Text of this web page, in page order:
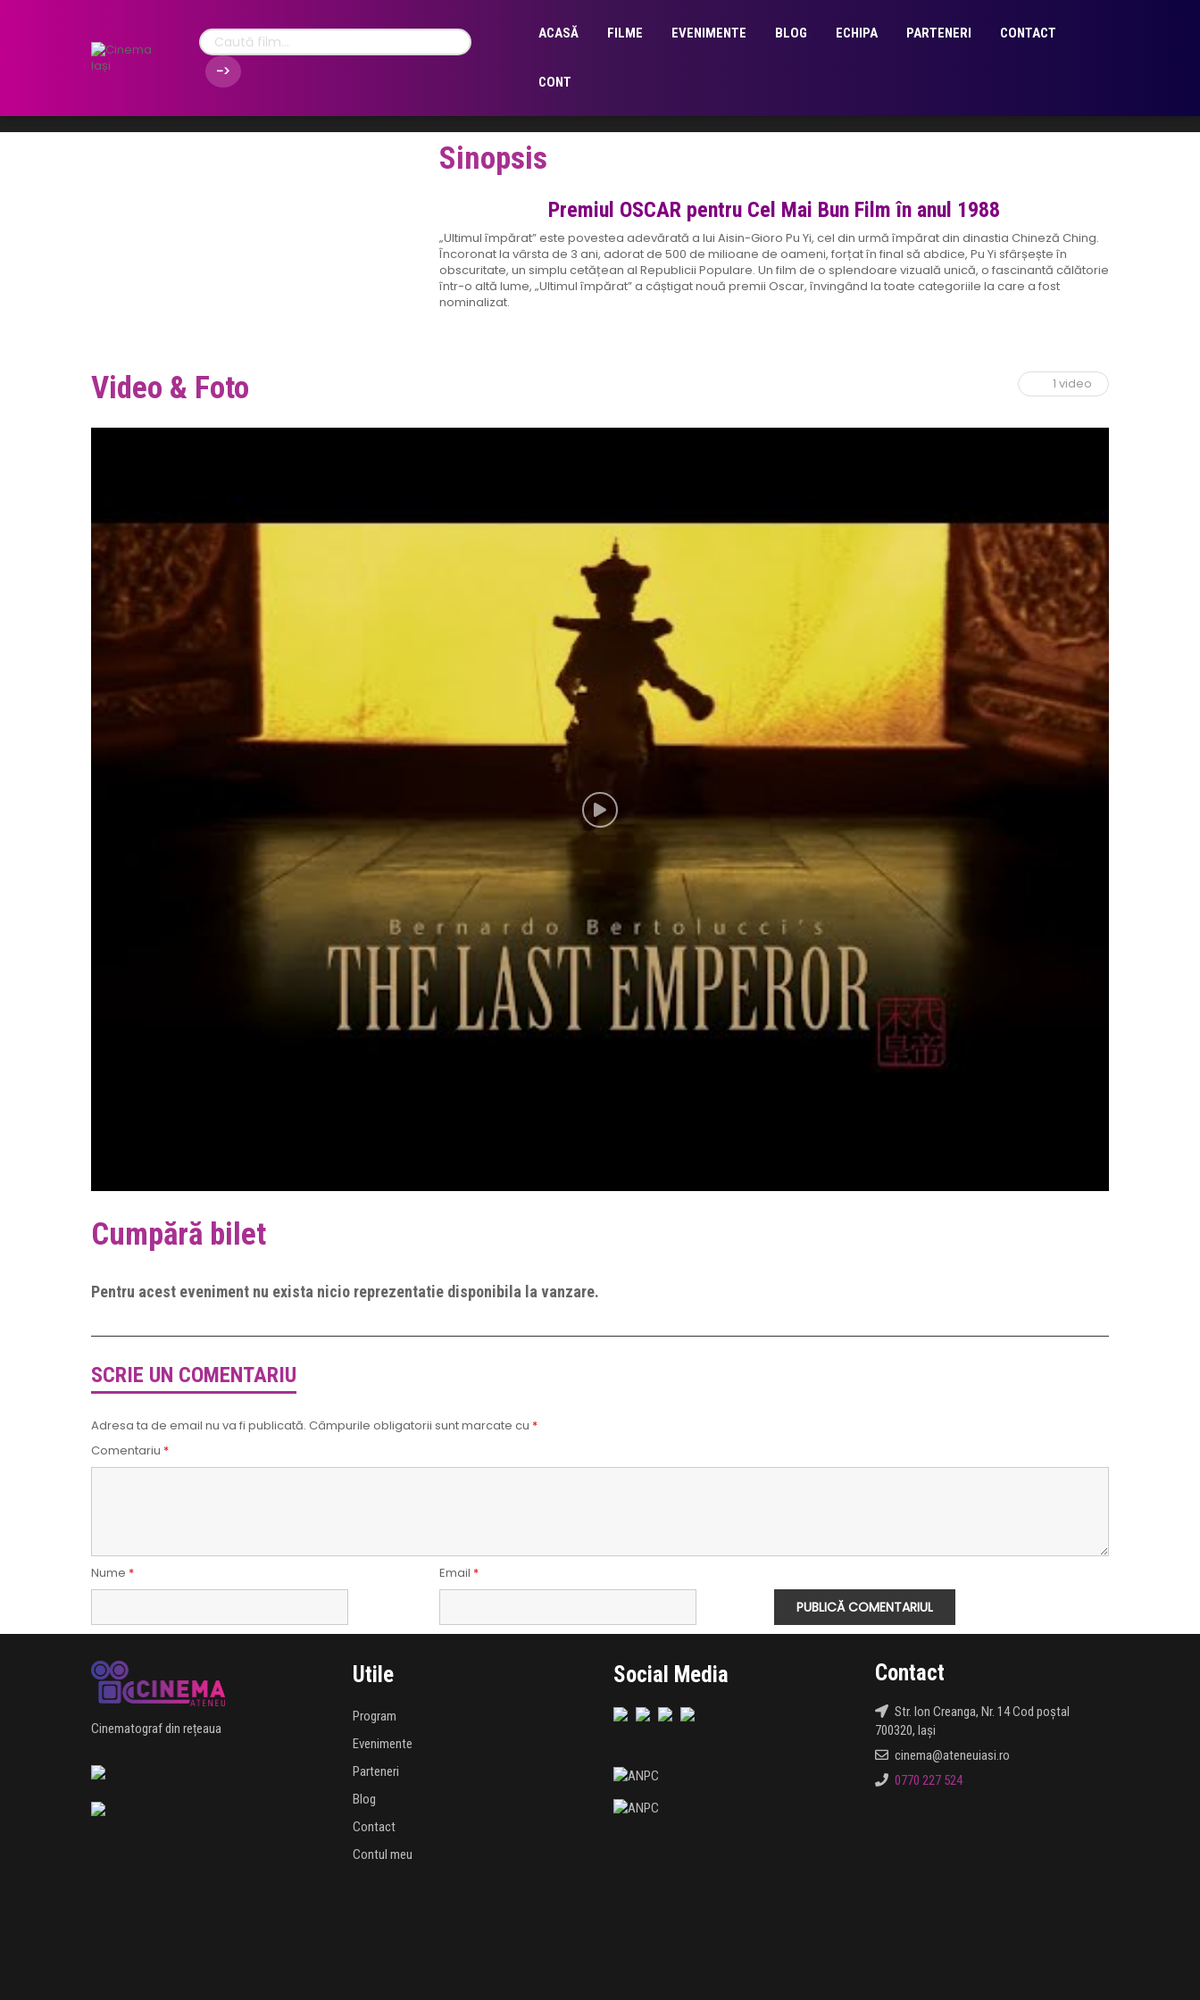
ACASĂ FILME EVENIMENTE BLOG ECHIPA PARTENERI CONTACT
CONT
Genul:
Dramă,Filme
Istoric
Limba:
Sinopsis
Premiul OSCAR pentru Cel Mai Bun Film în anul 1988
„Ultimul împărat” este povestea adevărată a lui Aisin-Gioro Pu Yi, cel din urmă împărat din dinastia Chineză Ching.
Încoronat la vârsta de 3 ani, adorat de 500 de milioane de oameni, forțat în final să abdice, Pu Yi sfârșește în
obscuritate, un simplu cetățean al Republicii Populare. Un film de o splendoare vizuală unică, o fascinantă călătorie
într-o altă lume, „Ultimul împărat” a câștigat nouă premii Oscar, învingând la toate categoriile la care a fost
nominalizat.
Video & Foto 1 video
Cumpără bilet
Pentru acest eveniment nu exista nicio reprezentatie disponibila la vanzare.
SCRIE UN COMENTARIU
Adresa ta de email nu va fi publicată. Câmpurile obligatorii sunt marcate cu *
Comentariu *
Nume * Email *
Cinematograf din rețeaua
Utile
Program
Evenimente
Parteneri
Blog
Contact
Contul meu
Social Media Contact
Str. Ion Creanga, Nr. 14 Cod poștal
700320, Iași
cinema@ateneuiasi.ro
0770 227 524